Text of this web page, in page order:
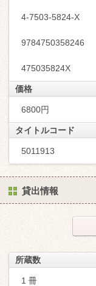
4-7503-5824-X
9784750358246
475035824X
価格
6800円
タイトルコード
5011913
貸出情報
所蔵数
1 冊